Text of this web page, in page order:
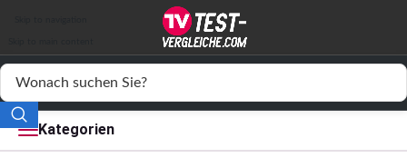
Kategorien
Elektronik
Freizeit